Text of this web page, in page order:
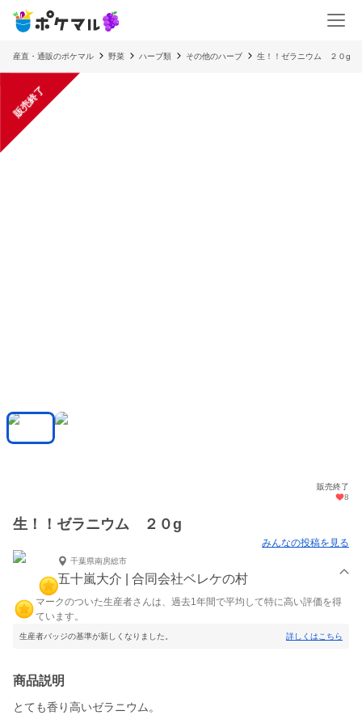
産直・通販のポケマル 野菜 ハーブ類 その他のハーブ 生！！ゼラニウム ２０g
販売終了
販売終了
8
生！！ゼラニウム ２０g
みんなの投稿を見る
千葉県南房総市
五十嵐大介 | 合同会社ベレケの村
マークのついた生産者さんは、過去1年間で平均して特に高い評価を得
ています。
生産者バッジの基準が新しくなりました。 詳しくはこちら
商品説明
とても香り高いゼラニウム。